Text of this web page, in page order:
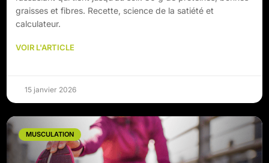
graisses et fibres. Recette, science de la satiété et
calculateur.
VOIR L'ARTICLE
15 janvier 2026
MUSCULATION